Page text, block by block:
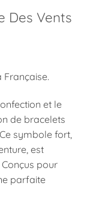
Des Vents
Française.
et le
de bracelets
symbole fort,
est
pour
parfaite